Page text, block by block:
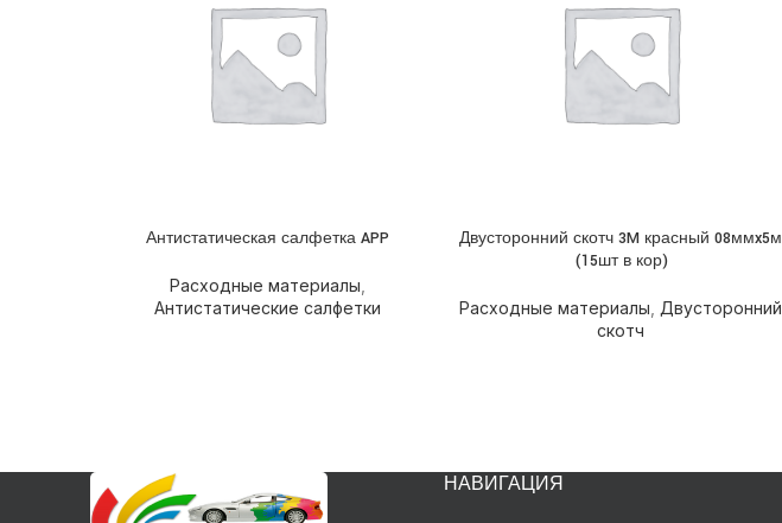
ПОДРОБНЕЕ
Антистатическая салфетка APP
Расходные материалы
Антистатические салфетки
ПОДРОБНЕЕ
Двусторонний скотч 3M красный 08ммx5м
(15шт в кор)
Расходные материалы Двусторонний
скотч
НАВИГАЦИЯ